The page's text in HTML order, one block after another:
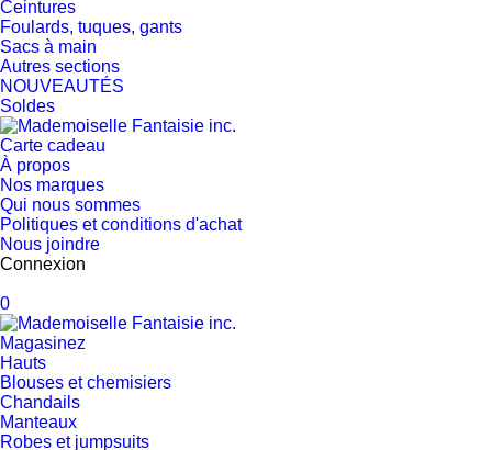
Ceintures
Foulards, tuques, gants
Sacs à main
Autres sections
NOUVEAUTÉS
Soldes
Carte cadeau
À propos
Nos marques
Qui nous sommes
Politiques et conditions d'achat
Nous joindre
Connexion
0
Magasinez
Hauts
Blouses et chemisiers
Chandails
Manteaux
Robes et jumpsuits